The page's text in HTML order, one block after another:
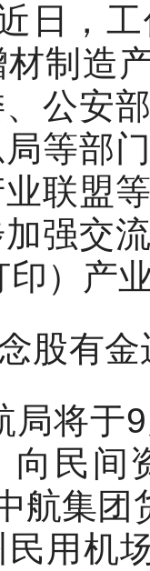
日，
制造
公安
等部
联盟
强交
）产
股有
局将于
向民间
航集
用机